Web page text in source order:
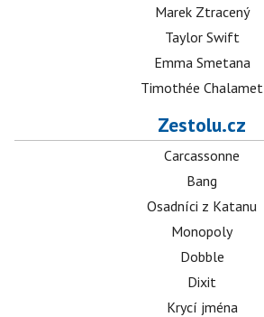
Marek Ztracený
Taylor Swift
Emma Smetana
Timothée Chalamet
Zestolu.cz
Carcassonne
Bang
Osadníci z Katanu
Monopoly
Dobble
Dixit
Krycí jména